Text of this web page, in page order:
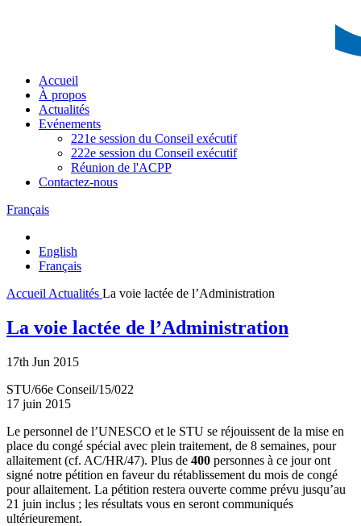
Accueil
À propos
Actualités
Evénements
221e session du Conseil exécutif
222e session du Conseil exécutif
Réunion de l'ACPP
Contactez-nous
Français
English
Français
Accueil Actualités La voie lactée de l’Administration
La voie lactée de l’Administration
17th Jun 2015
STU/66e Conseil/15/022
17 juin 2015
Le personnel de l’UNESCO et le STU se réjouissent de la mise en
place du congé spécial avec plein traitement, de 8 semaines, pour
allaitement (cf. AC/HR/47). Plus de 400 personnes à ce jour ont
signé notre pétition en faveur du rétablissement du mois de congé
pour allaitement. La pétition restera ouverte comme prévu jusqu’au
21 juin inclus ; les résultats vous en seront communiqués
ultérieurement.